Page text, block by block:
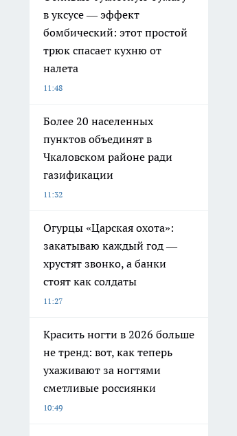
в уксусе — эффект
бомбический: этот простой
трюк спасает кухню от
налета
11:48
Более 20 населенных
пунктов объединят в
Чкаловском районе ради
газификации
11:32
Огурцы «Царская охота»:
закатываю каждый год —
хрустят звонко, а банки
стоят как солдаты
11:27
Красить ногти в 2026 больше
не тренд: вот, как теперь
ухаживают за ногтями
сметливые россиянки
10:49